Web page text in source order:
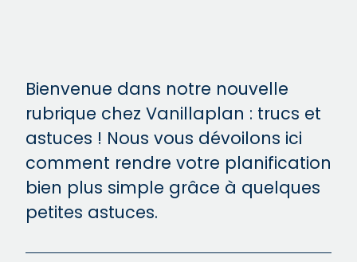
Bienvenue dans notre nouvelle
rubrique chez Vanillaplan : trucs et
astuces ! Nous vous dévoilons ici
comment rendre votre planification
bien plus simple grâce à quelques
petites astuces.